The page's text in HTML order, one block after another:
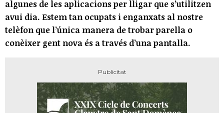
algunes de les aplicacions per lligar que s’utilitzen
avui dia. Estem tan ocupats i enganxats al nostre
telèfon que l’única manera de trobar parella o
conèixer gent nova és a través d’una pantalla.